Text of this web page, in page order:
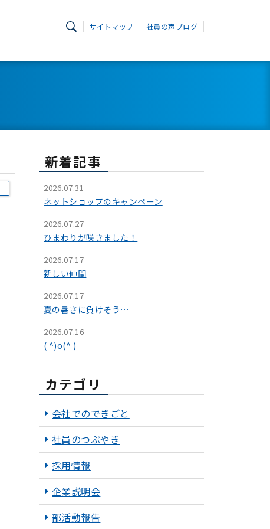
サイトマップ 社員の声ブログ
新着記事
2026.07.31
ネットショップのキャンペーン
2026.07.27
ひまわりが咲きました！
2026.07.17
新しい仲間
2026.07.17
夏の暑さに負けそう…
2026.07.16
( ^)o(^ )
カテゴリ
会社でのできごと
社員のつぶやき
採用情報
企業説明会
部活動報告